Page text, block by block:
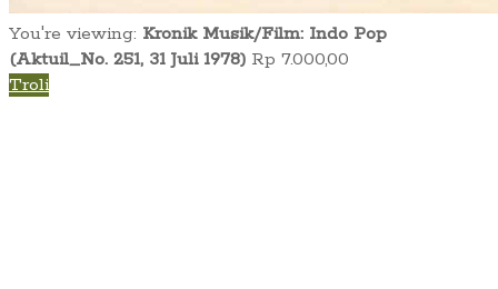
You're viewing: Kronik Musik/Film: Indo Pop
(Aktuil_No. 251, 31 Juli 1978) Rp 7.000,00
Troli